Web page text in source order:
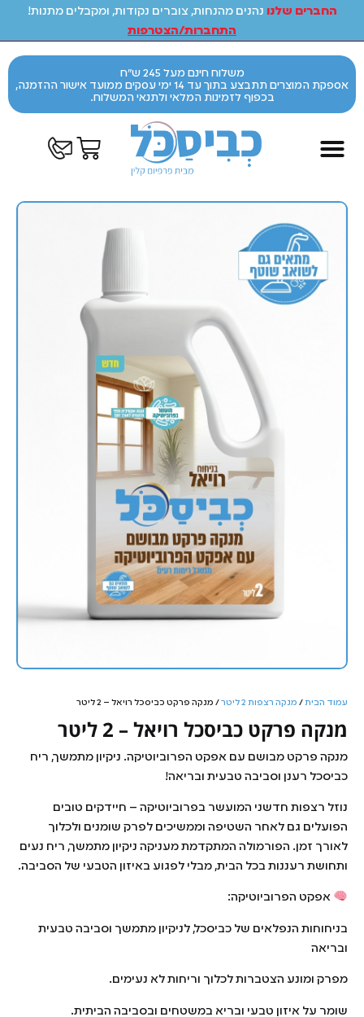
החברים שלנו נהנים מהנחות, צוברים נקודות, ומקבלים מתנות!
התחברות/הצטרפות
משלוח חינם מעל 245 ש"ח
אספקת המוצרים תתבצע בתוך עד 14 ימי עסקים ממועד אישור ההזמנה,
בכפוף לזמינות המלאי ולתנאי המשלוח.
עמוד הבית/ מנקה רצפות 2 ליטר / מנקה פרקט כביסכל רויאל – 2 ליטר
מנקה פרקט כביסכל רויאל – 2 ליטר
מנקה פרקט מבושם עם אפקט הפרוביוטיקה. ניקיון מתמשך, ריח
כביסכל רענן וסביבה טבעית ובריאה!
נוזל רצפות חדשני המועשר בפרוביוטיקה – חיידקים טובים
הפועלים גם לאחר השטיפה וממשיכים לפרק שומנים ולכלוך
לאורך זמן. הפורמולה המתקדמת מעניקה ניקיון מתמשך, ריח נעים
ותחושת רעננות בכל הבית, מבלי לפגוע באיזון הטבעי של הסביבה.
אפקט הפרוביוטיקה:
בניחוחות הנפלאים של כביסכל, לניקיון מתמשך וסביבה טבעית
ובריאה
מפרק ומונע הצטברות לכלוך וריחות לא נעימים.
שומר על איזון טבעי ובריא במשטחים ובסביבה הביתית.